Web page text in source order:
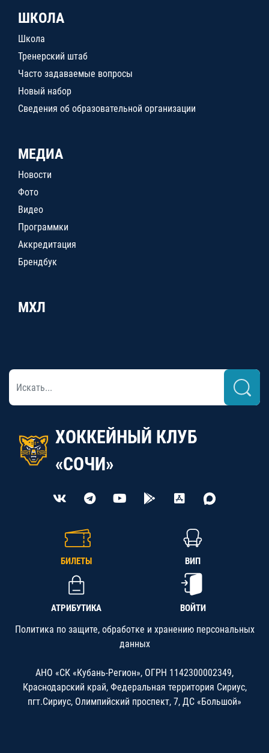
ШКОЛА
Школа
Тренерский штаб
Часто задаваемые вопросы
Новый набор
Сведения об образовательной организации
МЕДИА
Новости
Фото
Видео
Программки
Аккредитация
Брендбук
МХЛ
ХОККЕЙНЫЙ КЛУБ
«СОЧИ»
БИЛЕТЫ ВИП
АТРИБУТИКА ВОЙТИ
Политика по защите, обработке и хранению персональных
данных
АНО «СК «Кубань-Регион», ОГРН 1142300002349,
Краснодарский край, Федеральная территория Сириус,
пгт.Сириус, Олимпийский проспект, 7, ДС «Большой»